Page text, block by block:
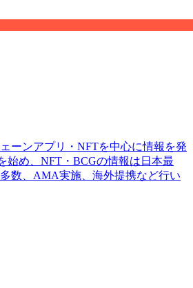
ーンアプリ・NFTを中心に情報を発
始め、NFT・BCGの情報は日本最
数、AMA実施、海外提携など行い